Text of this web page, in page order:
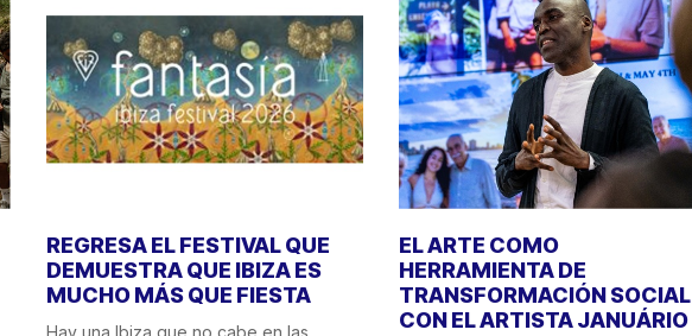
REGRESA EL FESTIVAL QUE
DEMUESTRA QUE IBIZA ES
MUCHO MÁS QUE FIESTA
Hay una Ibiza que no cabe en las
EL ARTE COMO
HERRAMIENTA DE
TRANSFORMACIÓN SOCIAL
CON EL ARTISTA JANUÁRIO